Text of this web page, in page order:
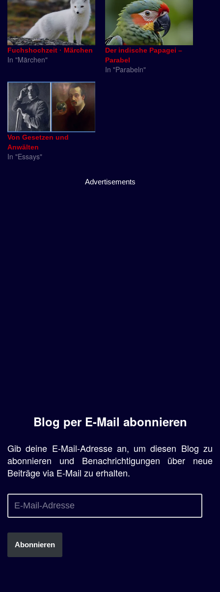
Fuchshochzeit · Märchen
In "Märchen"
Der indische Papagei –
Parabel
In "Parabeln"
Von Gesetzen und
Anwälten
In "Essays"
Advertisements
Blog per E-Mail abonnieren
Gib deine E-Mail-Adresse an, um diesen Blog zu
abonnieren und Benachrichtigungen über neue
Beiträge via E-Mail zu erhalten.
Abonnieren